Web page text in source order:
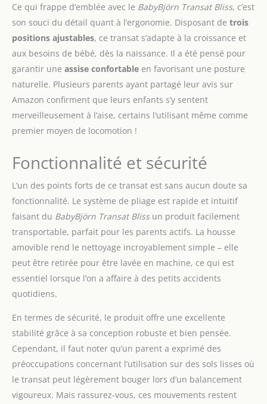
Ce qui frappe d’emblée avec le BabyBjörn Transat Bliss, c’est
son souci du détail quant à l’ergonomie. Disposant de trois
positions ajustables, ce transat s’adapte à la croissance et
aux besoins de bébé, dès la naissance. Il a été pensé pour
garantir une assise confortable en favorisant une posture
naturelle. Plusieurs parents ayant partagé leur avis sur
Amazon confirment que leurs enfants s’y sentent
merveilleusement à l’aise, certains l’utilisant même comme
premier moyen de locomotion !
Fonctionnalité et sécurité
L’un des points forts de ce transat est sans aucun doute sa
fonctionnalité. Le système de pliage est rapide et intuitif
faisant du BabyBjörn Transat Blissun produit facilement
transportable, parfait pour les parents actifs. La housse
amovible rend le nettoyage incroyablement simple – elle
peut être retirée pour être lavée en machine, ce qui est
essentiel lorsque l’on a affaire à des petits accidents
quotidiens.
En termes de sécurité, le produit offre une excellente
stabilité grâce à sa conception robuste et bien pensée.
Cependant, il faut noter qu’un parent a exprimé des
préoccupations concernant l’utilisation sur des sols lisses où
le transat peut légèrement bouger lors d’un balancement
vigoureux. Mais rassurez-vous, ces mouvements restent